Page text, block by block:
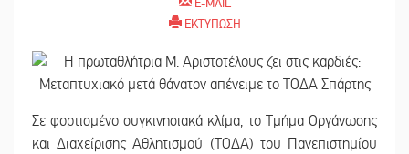
ΕΚΤΥΠΩΣΗ
Σε φορτισμένο συγκινησιακά κλίμα, το Τμήμα Οργάνωσης
και Διαχείρισης Αθλητισμού (ΤΟΔΑ) του Πανεπιστημίου